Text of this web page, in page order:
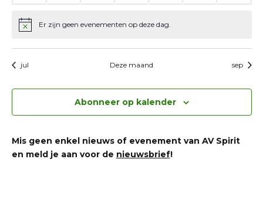
evenementenevenementenevenementenevenementenevenementen
BerichtEr zijn geen evenementen op deze dag.
jul Deze maand sep
Abonneer op kalender
Mis geen enkel nieuws of evenement van AV Spirit
en meld je aan voor de nieuwsbrief!